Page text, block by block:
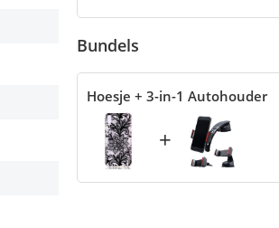
Bundels
Hoesje + 3-in-1 Autohouder
+